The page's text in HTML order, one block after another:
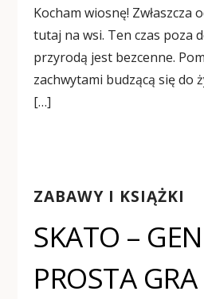
Kocham wiosnę! Zwłaszcza
tutaj na wsi. Ten czas poza
przyrodą jest bezcenne.
zachwytami budzącą się do
[…]
ZABAWY I KSIĄŻKI
SKATO –
PROSTA GRA